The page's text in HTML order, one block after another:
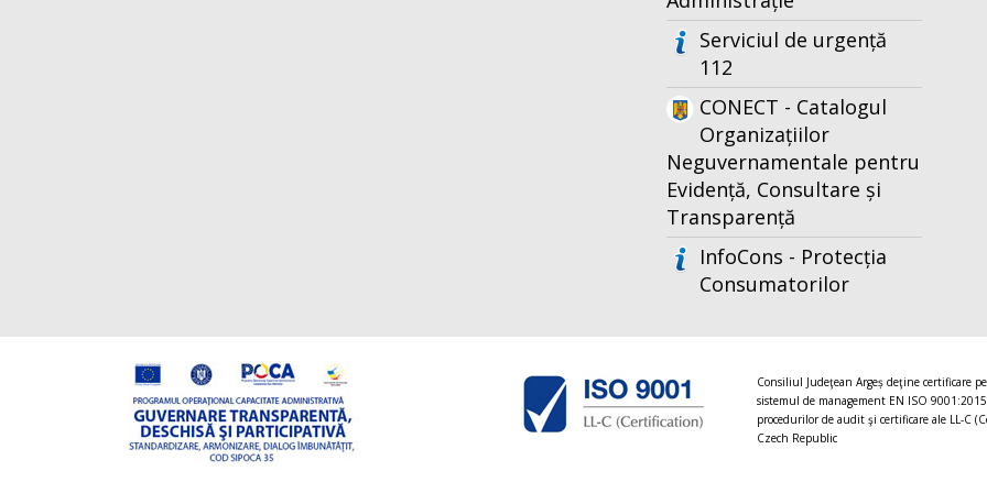
Serviciul de urgență
112
CONECT - Catalogul
Organizațiilor
Neguvernamentale pentru
Evidență, Consultare și
Transparență
InfoCons - Protecția
Consumatorilor
Consiliul Judeţean Argeș deţine certificare
sistemul de management EN ISO
procedurilor de audit şi certificare ale LL-C
Czech Republic